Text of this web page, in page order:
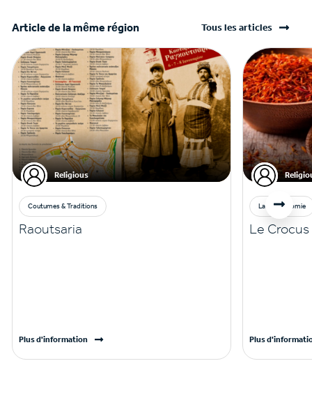
Article de la même région Tous les articles
Religious
Coutumes & Traditions
Raoutsaria
Plus d'information
La gastronomie
Le
Plus